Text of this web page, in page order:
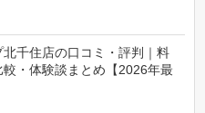
北千住店の口コミ・評判｜料
較・体験談まとめ【2026年最